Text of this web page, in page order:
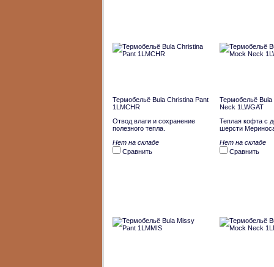
Термобельё Bula Christina Pant
1LMCHR
Отвод влаги и сохранение
полезного тепла.
Нет на складе
Сравнить
Термобельё
Neck 1LWGAT
Теплая кофта с
шерсти
Нет на складе
Сравнить